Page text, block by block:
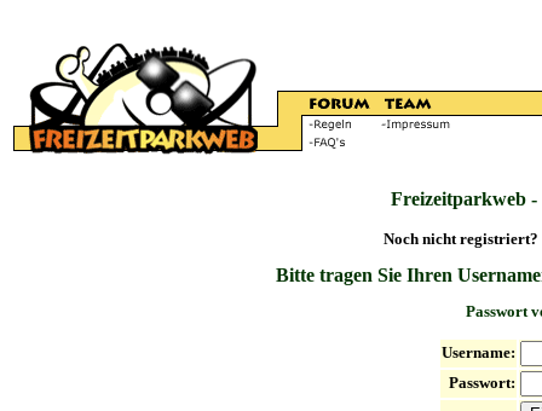
Freizeitparkweb
Noch nicht registriert?
Bitte tragen Sie Ihren
Passwort
Username:
Passwort: